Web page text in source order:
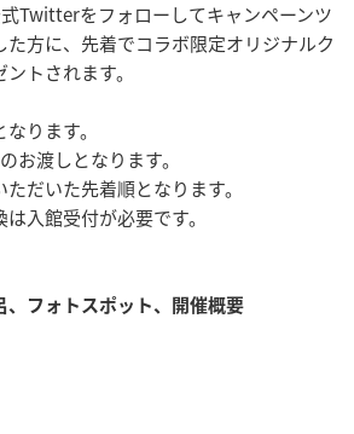
Twitterをフォローしてキャンペーンツ
方に、先着でコラボ限定オリジナルク
トされます。
ります。
お渡しとなります。
だいた先着順となります。
入館受付が必要です。
、フォトスポット、開催概要